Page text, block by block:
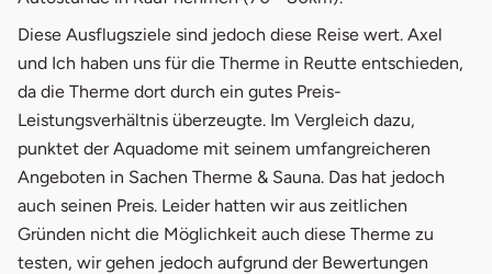
Diese Ausflugsziele sind jedoch diese Reise wert. Axel
und Ich haben uns für die Therme in Reutte entschieden,
da die Therme dort durch ein gutes Preis-
Leistungsverhältnis überzeugte. Im Vergleich dazu,
punktet der Aquadome mit seinem umfangreicheren
Angeboten in Sachen Therme & Sauna. Das hat jedoch
auch seinen Preis. Leider hatten wir aus zeitlichen
Gründen nicht die Möglichkeit auch diese Therme zu
testen, wir gehen jedoch aufgrund der Bewertungen